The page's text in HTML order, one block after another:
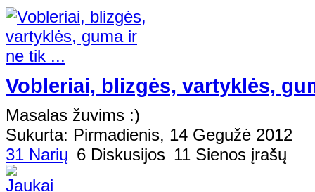
Vobleriai, blizgės, vartyklės,
Masalas žuvims :)
Sukurta: Pirmadienis, 14 Gegužė 2012
31 Narių 6 Diskusijos 11 Sienos įrašų